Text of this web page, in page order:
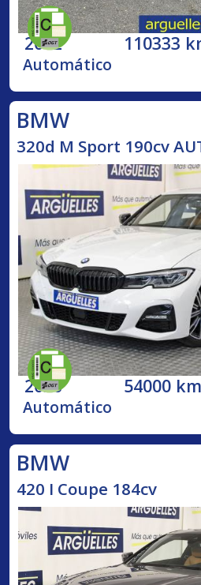
2002 110333
Automático
BMW
320d M Sport 190cv
2020 54000 km
Automático
BMW
420 I Coupe 184cv